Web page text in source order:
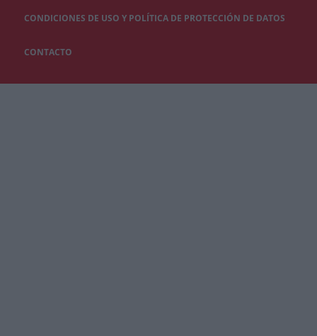
CONDICIONES DE USO Y POLÍTICA DE PROTECCIÓN DE DATOS
CONTACTO